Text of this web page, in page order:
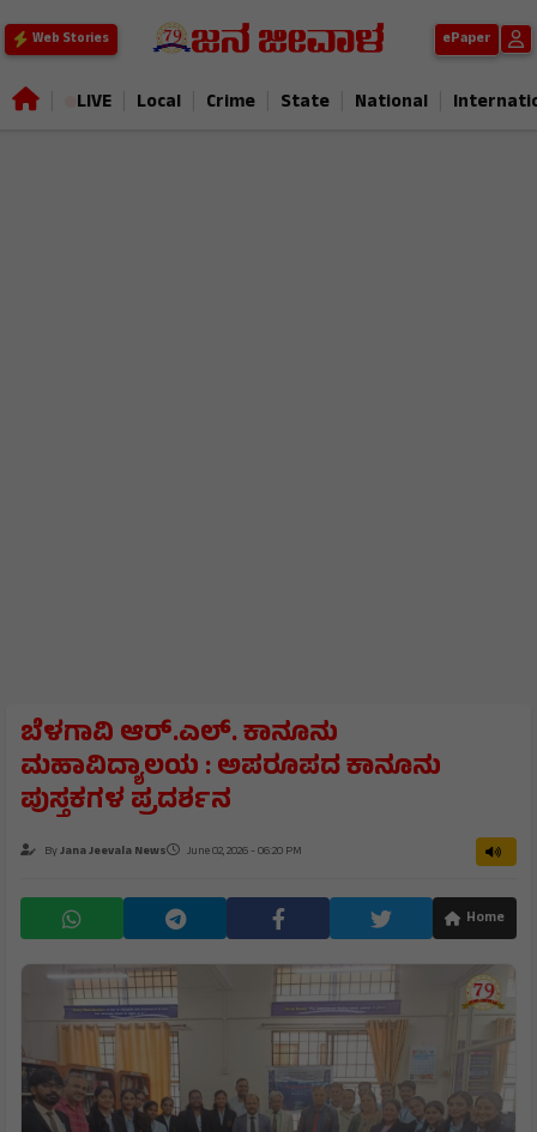
Web Stories ePaper
LIVE Local Crime State National
ಬೆಳಗಾವಿ ಆರ್.ಎಲ್. ಕಾನೂನು
ಮಹಾವಿದ್ಯಾಲಯ : ಅಪರೂಪದ ಕಾನೂನು
ಪುಸ್ತಕಗಳ ಪ್ರದರ್ಶನ
ByJana Jeevala News June 02, 2026 - 06:20 PM
Home